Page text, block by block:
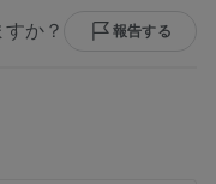
か？ 報告する